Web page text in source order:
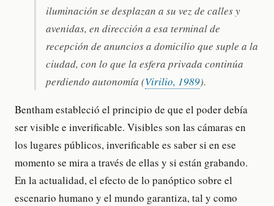
iluminación se desplazan a su vez de calles y
avenidas, en dirección a esa terminal de
recepción de anuncios a domicilio que suple a la
ciudad, con lo que la esfera privada continúa
perdiendo autonomía (Virilio, 1989).
Bentham estableció el principio de que el poder debía
ser visible e inverificable. Visibles son las cámaras en
los lugares públicos, inverificable es saber si en ese
momento se mira a través de ellas y si están grabando.
En la actualidad, el efecto de lo panóptico sobre el
escenario humano y el mundo garantiza, tal y como